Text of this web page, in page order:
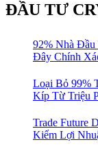
ĐẦU TƯ
92% Nhà
Đây Chính
Loại Bỏ 99%
Kíp Từ Triệu
Trade Future
Kiếm Lợi